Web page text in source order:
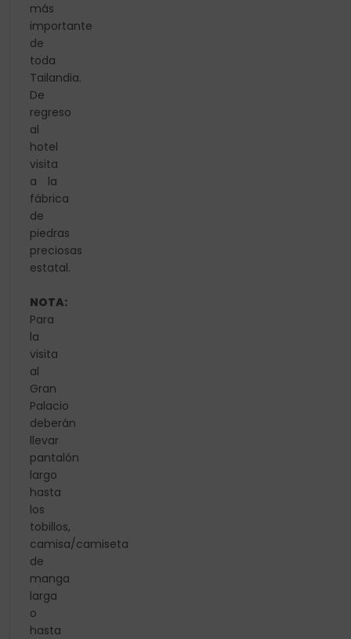
más
importante
de
toda
Tailandia.
De
regreso
al
hotel
visita
a la
fábrica
de
piedras
preciosas
estatal.
NOTA:
Para
la
visita
al
Gran
Palacio
deberán
llevar
pantalón
largo
hasta
los
tobillos,
camisa/camiseta
de
manga
larga
o
hasta